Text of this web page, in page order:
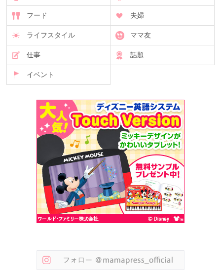
フード 夫婦
ライフスタイル ママ友
仕事 話題
イベント